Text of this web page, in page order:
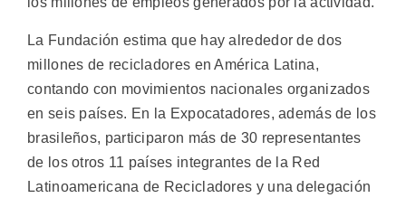
La Fundación estima que hay alrededor de dos
millones de recicladores en América Latina,
contando con movimientos nacionales organizados
en seis países. En la Expocatadores, además de los
brasileños, participaron más de 30 representantes
de los otros 11 países integrantes de la Red
Latinoamericana de Recicladores y una delegación